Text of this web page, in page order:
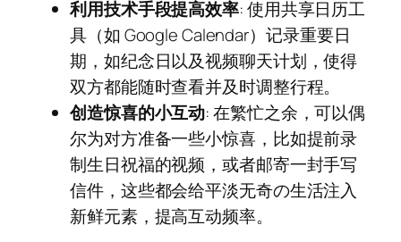
利用技术手段提高效率: 使用共享日历工
具（如 Google Calendar）记录重要日
期，如纪念日以及视频聊天计划，使得
双方都能随时查看并及时调整行程。
创造惊喜的小互动: 在繁忙之余，可以偶
尔为对方准备一些小惊喜，比如提前录
制生日祝福的视频，或者邮寄一封手写
信件，这些都会给平淡无奇の生活注入
新鲜元素，提高互动频率。